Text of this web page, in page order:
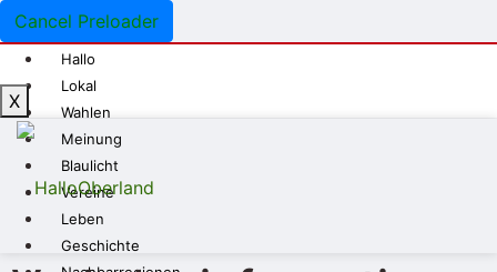
Cancel Preloader
Hallo
Lokal
Wahlen
Meinung
Blaulicht
Vereine
Leben
Geschichte
X